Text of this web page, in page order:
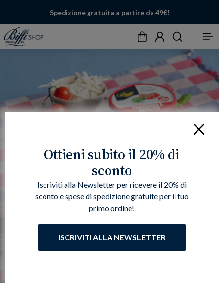
Spedizione gratuita a partire da 49€!
CarrelloAccountCerca Menu
Chiudi
Ottieni subito il 20% di
sconto
Iscriviti alla Newsletter per ricevere il 20% di
sconto e spese di spedizione gratuite per il tuo
primo ordine!
ISCRIVITI ALLA NEWSLETTER